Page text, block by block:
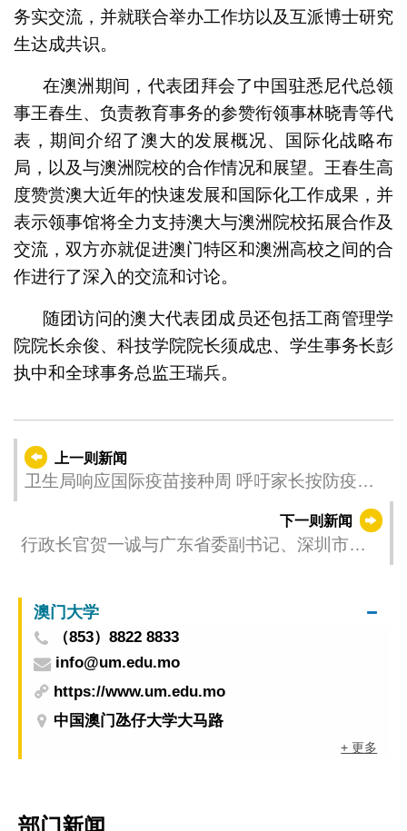
务实交流，并就联合举办工作坊以及互派博士研究
生达成共识。
在澳洲期间，代表团拜会了中国驻悉尼代总领
事王春生、负责教育事务的参赞衔领事林晓青等代
表，期间介绍了澳大的发展概况、国际化战略布
局，以及与澳洲院校的合作情况和展望。王春生高
度赞赏澳大近年的快速发展和国际化工作成果，并
表示领事馆将全力支持澳大与澳洲院校拓展合作及
交流，双方亦就促进澳门特区和澳洲高校之间的合
作进行了深入的交流和讨论。
随团访问的澳大代表团成员还包括工商管理学
院院长余俊、科技学院院长须成忠、学生事务长彭
执中和全球事务总监王瑞兵。
上一则新闻
卫生局响应国际疫苗接种周 呼吁家长按防疫接
下一则新闻
行政长官贺一诚与广东省委副书记、深圳市委
澳门大学
（853）8822 8833
info@um.edu.mo
https://www.um.edu.mo
中国澳门氹仔大学大马路
+ 更多